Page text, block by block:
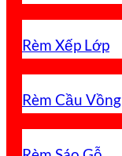
Rèm Xếp Lớp
Rèm Cầu Vồng